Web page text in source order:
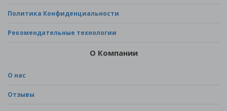
Политика Конфиденциальности
Рекомендательные технологии
О Компании
О нас
Отзывы